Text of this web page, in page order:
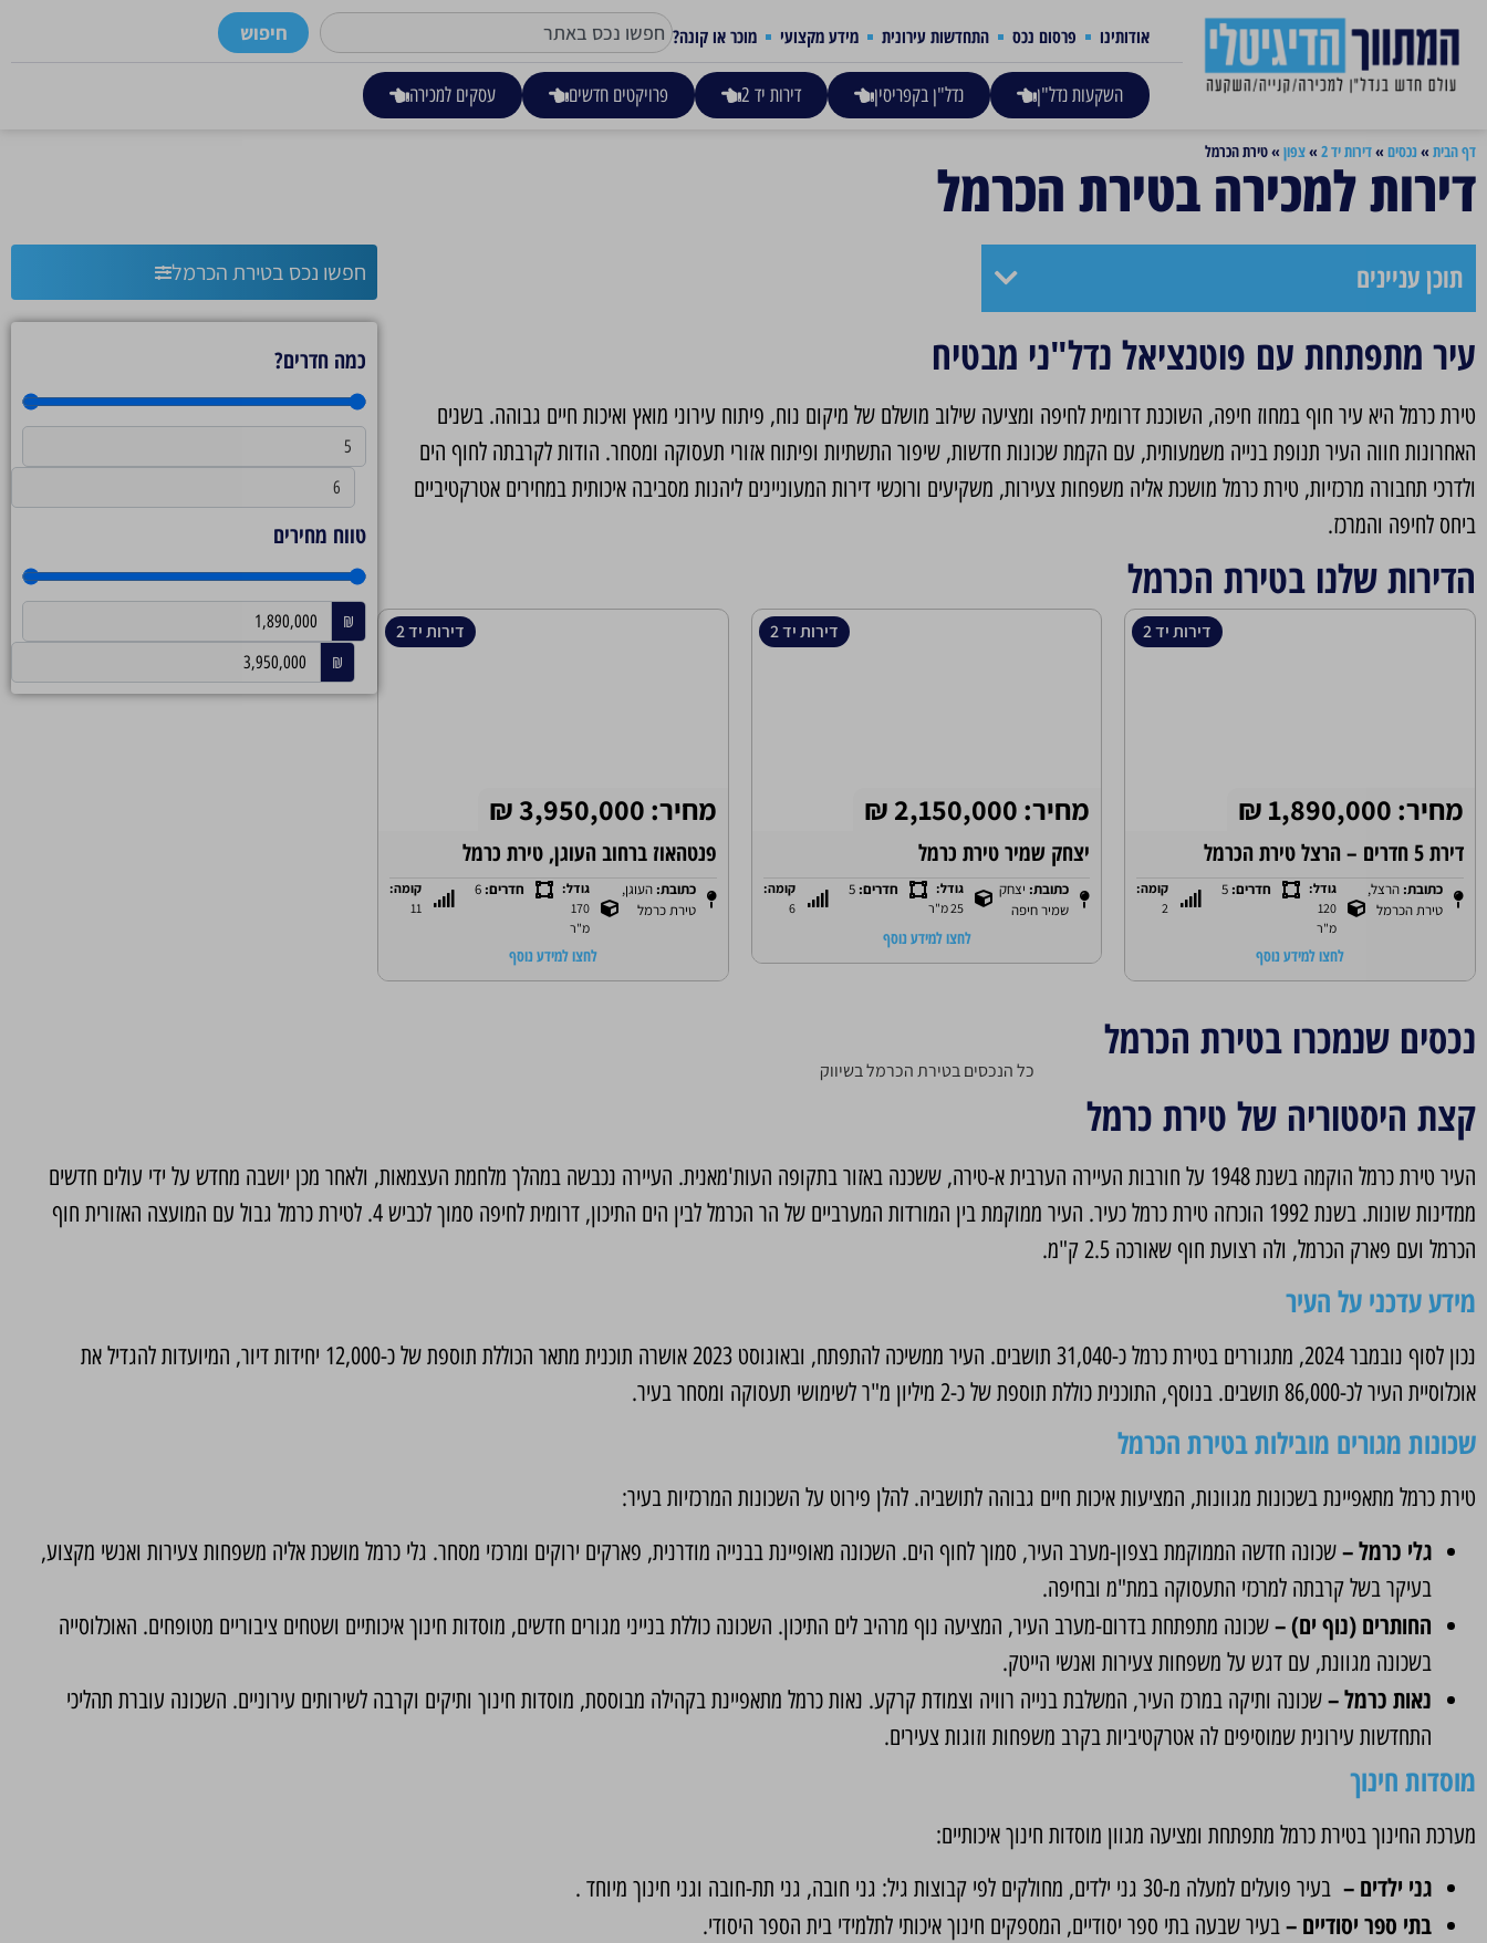
אודותינו פרסום נכס התחדשות עירונית מידע מקצועי מוכר או קונה? חיפוש
השקעות נדל"ן נדל"ן בקפריסין דירות יד 2 פרויקטים חדשים עסקים למכירה
דף הבית »נכסים »דירות יד 2 »צפון »טירת הכרמל
דירות למכירה בטירת הכרמל
תוכן עניינים
עיר מתפתחת עם פוטנציאל נדל"ני מבטיח
טירת כרמל היא עיר חוף במחוז חיפה, השוכנת דרומית לחיפה ומציעה שילוב מושלם של מיקום נוח, פיתוח עירוני מואץ ואיכות חיים גבוהה. בשנים
האחרונות חווה העיר תנופת בנייה משמעותית, עם הקמת שכונות חדשות, שיפור התשתיות ופיתוח אזורי תעסוקה ומסחר. הודות לקרבתה לחוף הים
ולדרכי תחבורה מרכזיות, טירת כרמל מושכת אליה משפחות צעירות, משקיעים ורוכשי דירות המעוניינים ליהנות מסביבה איכותית במחירים אטרקטיביים
ביחס לחיפה והמרכז.
הדירות שלנו בטירת הכרמל
דירות יד 2
מחיר: 1,890,000 ₪
דירת 5 חדרים – הרצל טירת הכרמל
כתובת: הרצל,
טירת הכרמל
גודל:
120
מ"ר
חדרים: 5
קומה:
2
לחצו למידע נוסף
דירות יד 2
מחיר: 2,150,000 ₪
יצחק שמיר טירת כרמל
כתובת: יצחק
שמיר חיפה
גודל:
25 מ"ר
חדרים:5
קומה:
6
לחצו למידע נוסף
דירות יד 2
מחיר: 3,950,000 ₪
פנטהאוז ברחוב העוגן, טירת כרמל
כתובת:העוגן,
טירת כרמל
גודל:
170
מ"ר
חדרים:6
קומה:
11
לחצו למידע נוסף
נכסים שנמכרו בטירת הכרמל
כל הנכסים בטירת הכרמל בשיווק
חפשו נכס בטירת הכרמל
כמה חדרים?
טווח מחירים
₪
₪
קצת היסטוריה של טירת כרמל
העיר טירת כרמל הוקמה בשנת 1948 על חורבות העיירה הערבית א-טירה, ששכנה באזור בתקופה העות'מאנית. העיירה נכבשה במהלך מלחמת העצמאות, ולאחר מכן יושבה מחדש על ידי עולים חדשים
ממדינות שונות. בשנת 1992 הוכרזה טירת כרמל כעיר. העיר ממוקמת בין המורדות המערביים של הר הכרמל לבין הים התיכון, דרומית לחיפה סמוך לכביש 4. לטירת כרמל גבול עם המועצה האזורית חוף
הכרמל ועם פארק הכרמל, ולה רצועת חוף שאורכה 2.5 ק"מ.
מידע עדכני על העיר
נכון לסוף נובמבר 2024, מתגוררים בטירת כרמל כ-31,040 תושבים. העיר ממשיכה להתפתח, ובאוגוסט 2023 אושרה תוכנית מתאר הכוללת תוספת של כ-12,000 יחידות דיור, המיועדות להגדיל את
אוכלוסיית העיר לכ-86,000 תושבים. בנוסף, התוכנית כוללת תוספת של כ-2 מיליון מ"ר לשימושי תעסוקה ומסחר בעיר.
שכונות מגורים מובילות בטירת הכרמל
טירת כרמל מתאפיינת בשכונות מגוונות, המציעות איכות חיים גבוהה לתושביה. להלן פירוט על השכונות המרכזיות בעיר:
גלי כרמל –שכונה חדשה הממוקמת בצפון-מערב העיר, סמוך לחוף הים. השכונה מאופיינת בבנייה מודרנית, פארקים ירוקים ומרכזי מסחר. גלי כרמל מושכת אליה משפחות צעירות ואנשי מקצוע,
בעיקר בשל קרבתה למרכזי התעסוקה במת"מ ובחיפה.
החותרים (נוף ים) –שכונה מתפתחת בדרום-מערב העיר, המציעה נוף מרהיב לים התיכון. השכונה כוללת בנייני מגורים חדשים, מוסדות חינוך איכותיים ושטחים ציבוריים מטופחים. האוכלוסייה
בשכונה מגוונת, עם דגש על משפחות צעירות ואנשי הייטק.
נאות כרמל –שכונה ותיקה במרכז העיר, המשלבת בנייה רוויה וצמודת קרקע. נאות כרמל מתאפיינת בקהילה מבוססת, מוסדות חינוך ותיקים וקרבה לשירותים עירוניים. השכונה עוברת תהליכי
התחדשות עירונית שמוסיפים לה אטרקטיביות בקרב משפחות וזוגות צעירים.
מוסדות חינוך
מערכת החינוך בטירת כרמל מתפתחת ומציעה מגוון מוסדות חינוך איכותיים:
גני ילדים – בעיר פועלים למעלה מ-30 גני ילדים, מחולקים לפי קבוצות גיל: גני חובה, גני תת-חובה וגני חינוך מיוחד .
בתי ספר יסודיים –בעיר שבעה בתי ספר יסודיים, המספקים חינוך איכותי לתלמידי בית הספר היסודי.